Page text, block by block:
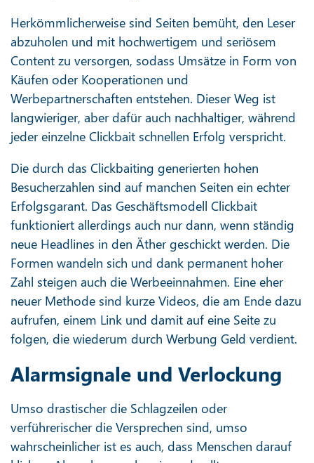
Herkömmlicherweise sind Seiten bemüht, den Leser
abzuholen und mit hochwertigem und seriösem
Content zu versorgen, sodass Umsätze in Form von
Käufen oder Kooperationen und
Werbepartnerschaften entstehen. Dieser Weg ist
langwieriger, aber dafür auch nachhaltiger, während
jeder einzelne Clickbait schnellen Erfolg verspricht.
Die durch das Clickbaiting generierten hohen
Besucherzahlen sind auf manchen Seiten ein echter
Erfolgsgarant. Das Geschäftsmodell Clickbait
funktioniert allerdings auch nur dann, wenn ständig
neue Headlines in den Äther geschickt werden. Die
Formen wandeln sich und dank permanent hoher
Zahl steigen auch die Werbeeinnahmen. Eine eher
neuer Methode sind kurze Videos, die am Ende dazu
aufrufen, einem Link und damit auf eine Seite zu
folgen, die wiederum durch Werbung Geld verdient.
Alarmsignale und Verlockung
Umso drastischer die Schlagzeilen oder
verführerischer die Versprechen sind, umso
wahrscheinlicher ist es auch, dass Menschen darauf